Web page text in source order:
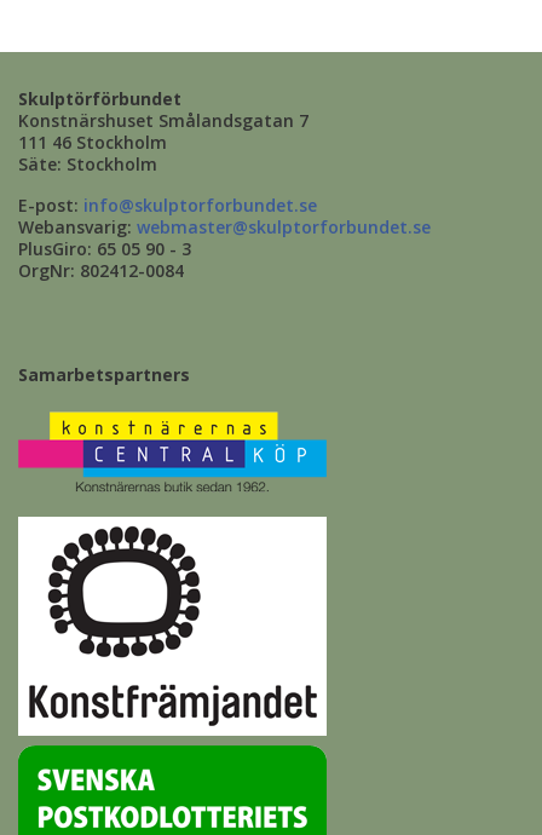
Skulptörförbundet
Konstnärshuset Smålandsgatan 7
111 46 Stockholm
Säte: Stockholm
E-post: info@skulptorforbundet.se
Webansvarig: webmaster@skulptorforbundet.se
PlusGiro: 65 05 90 - 3
OrgNr: 802412-0084
Samarbetspartners